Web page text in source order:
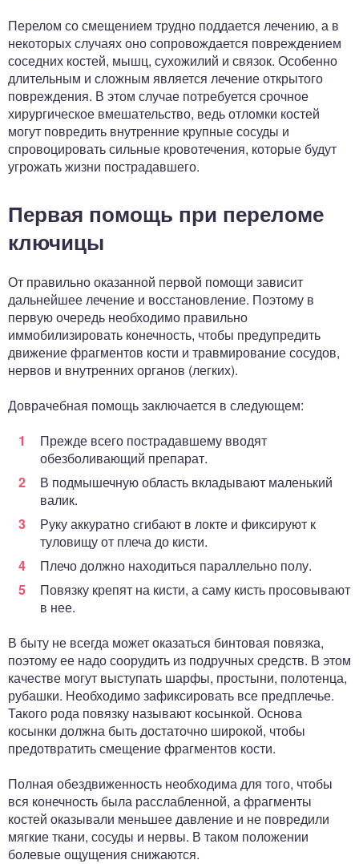
Перелом со смещением трудно поддается лечению, а в
некоторых случаях оно сопровождается повреждением
соседних костей, мышц, сухожилий и связок. Особенно
длительным и сложным является лечение открытого
повреждения. В этом случае потребуется срочное
хирургическое вмешательство, ведь отломки костей
могут повредить внутренние крупные сосуды и
спровоцировать сильные кровотечения, которые будут
угрожать жизни пострадавшего.
Первая помощь при переломе
ключицы
От правильно оказанной первой помощи зависит
дальнейшее лечение и восстановление. Поэтому в
первую очередь необходимо правильно
иммобилизировать конечность, чтобы предупредить
движение фрагментов кости и травмирование сосудов,
нервов и внутренних органов (легких).
Доврачебная помощь заключается в следующем:
Прежде всего пострадавшему вводят
обезболивающий препарат.
В подмышечную область вкладывают маленький
валик.
Руку аккуратно сгибают в локте и фиксируют к
туловищу от плеча до кисти.
Плечо должно находиться параллельно полу.
Повязку крепят на кисти, а саму кисть просовывают
в нее.
В быту не всегда может оказаться бинтовая повязка,
поэтому ее надо соорудить из подручных средств. В этом
качестве могут выступать шарфы, простыни, полотенца,
рубашки. Необходимо зафиксировать все предплечье.
Такого рода повязку называют косынкой. Основа
косынки должна быть достаточно широкой, чтобы
предотвратить смещение фрагментов кости.
Полная обездвиженность необходима для того, чтобы
вся конечность была расслабленной, а фрагменты
костей оказывали меньшее давление и не повредили
мягкие ткани, сосуды и нервы. В таком положении
болевые ощущения снижаются.